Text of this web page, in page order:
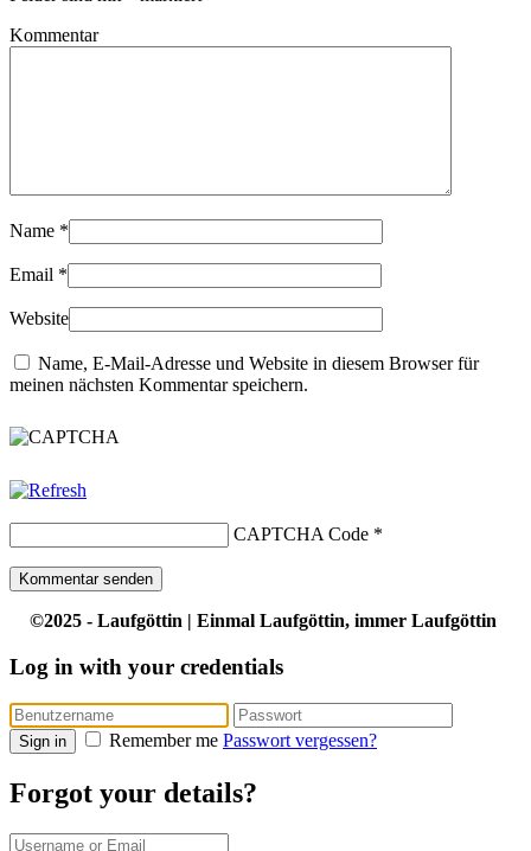
Kommentar
Name *
Email *
Website
Name, E-Mail-Adresse und Website in diesem Browser für
meinen nächsten Kommentar speichern.
CAPTCHA Code *
©2025 - Laufgöttin | Einmal Laufgöttin, immer Laufgöttin
Log in with your credentials
Sign in Remember me Passwort vergessen?
Forgot your details?